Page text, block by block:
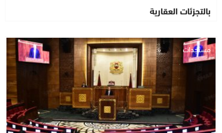
بالتجزئات العقارية
مستجدات